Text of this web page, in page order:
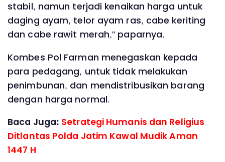
stabil, namun terjadi kenaikan harga untuk
daging ayam, telor ayam ras, cabe keriting
dan cabe rawit merah," paparnya.
Kombes Pol Farman menegaskan kepada
para pedagang, untuk tidak melakukan
penimbunan, dan mendistribusikan barang
dengan harga normal.
Baca Juga: Setrategi Humanis dan Religius
Ditlantas Polda Jatim Kawal Mudik Aman
1447 H